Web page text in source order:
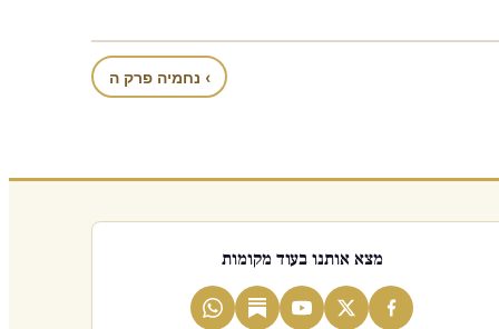
› נחמיה פרק ה
מצא אותנו בעוד מקומות